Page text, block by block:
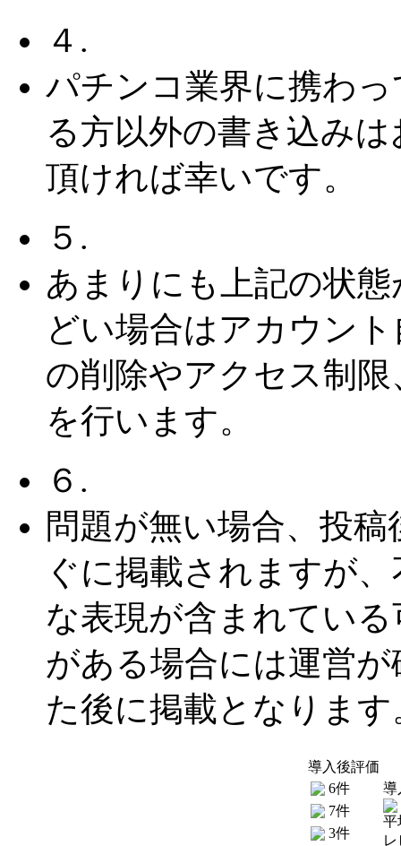
４.
パチンコ業界に携わっ
る方以外の書き込みは
頂ければ幸いです。
５.
あまりにも上記の状態
どい場合はアカウント
の削除やアクセス制限
を行います。
６.
問題が無い場合、投稿
ぐに掲載されますが
な表現が含まれている
がある場合には運営が
た後に掲載となります
導入後評価
6件
7件
3件
導
平